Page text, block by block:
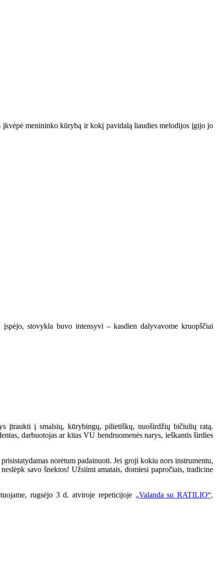
menininko kūrybą ir kokį pavidalą liaudies melodijos įgijo jo
stovykla buvo intensyvi – kasdien dalyvavome kruopščiai
įtraukti į smalsių, kūrybingų, pilietiškų, nuoširdžių bičiulių ratą.
darbuotojas ar kitas VU bendruomenės narys, ieškantis širdies
norėtum padainuoti. Jei groji kokiu nors instrumentu,
savo šnektos! Užsiimi amatais, domiesi papročiais, tradicine
rugsėjo 3 d. atviroje repeticijoje „Valanda su RATILIO“.